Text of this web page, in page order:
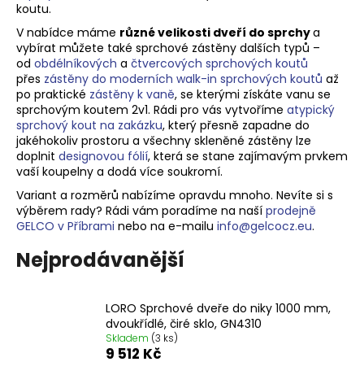
koutu.
V nabídce máme různé velikosti dveří do sprchya
vybírat můžete také sprchové zástěny dalších typů –
od obdélníkových a čtvercových sprchových koutů
přes zástěny do moderních walk-in sprchových koutů až
po praktické zástěny k vaně, se kterými získáte vanu se
sprchovým koutem 2v1. Rádi pro vás vytvoříme atypický
sprchový kout na zakázku, který přesně zapadne do
jakéhokoliv prostoru a všechny skleněné zástěny lze
doplnit designovou fólií, která se stane zajímavým prvkem
vaší koupelny a dodá více soukromí.
Variant a rozměrů nabízíme opravdu mnoho. Nevíte si s
výběrem rady? Rádi vám poradíme na naší prodejně
GELCO v Příbrami nebo na e-mailu info@gelcocz.eu.
Nejprodávanější
LORO Sprchové dveře do niky 1000 mm,
dvoukřídlé, čiré sklo, GN4310
Skladem (3 ks)
9 512 Kč
j
e
t
e
n
a
j
í
t
?